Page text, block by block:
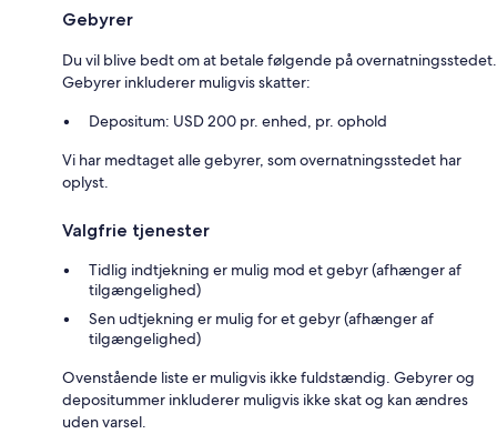
Gebyrer
Du vil blive bedt om at betale følgende på overnatningsstedet.
Gebyrer inkluderer muligvis skatter:
Depositum: USD 200 pr. enhed, pr. ophold
Vi har medtaget alle gebyrer, som overnatningsstedet har
oplyst.
Valgfrie tjenester
Tidlig indtjekning er mulig mod et gebyr (afhænger af
tilgængelighed)
Sen udtjekning er mulig for et gebyr (afhænger af
tilgængelighed)
Ovenstående liste er muligvis ikke fuldstændig. Gebyrer og
depositummer inkluderer muligvis ikke skat og kan ændres
uden varsel.